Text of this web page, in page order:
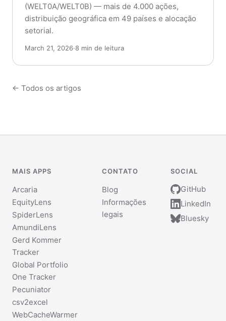
(WELT0A/WELT0B) — mais de 4.000 ações,
distribuição geográfica em 49 países e alocação
setorial.
March 21, 2026·8 min de leitura
← Todos os artigos
MAIS APPS
Arcaria
EquityLens
SpiderLens
AmundiLens
Gerd Kommer
Tracker
Global Portfolio
One Tracker
Pecuniator
csv2excel
WebCacheWarmer
CONTATO
Blog
Informações
legais
SOCIAL
GitHub
LinkedIn
Bluesky